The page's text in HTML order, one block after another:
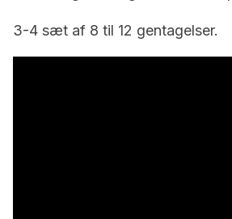
3-4 sæt af 8 til 12 gentagelser.